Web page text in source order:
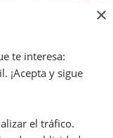
Corsa-e
Elegance
12.290
×
te interesa:
¡Acepta y sigue
el tráfico.